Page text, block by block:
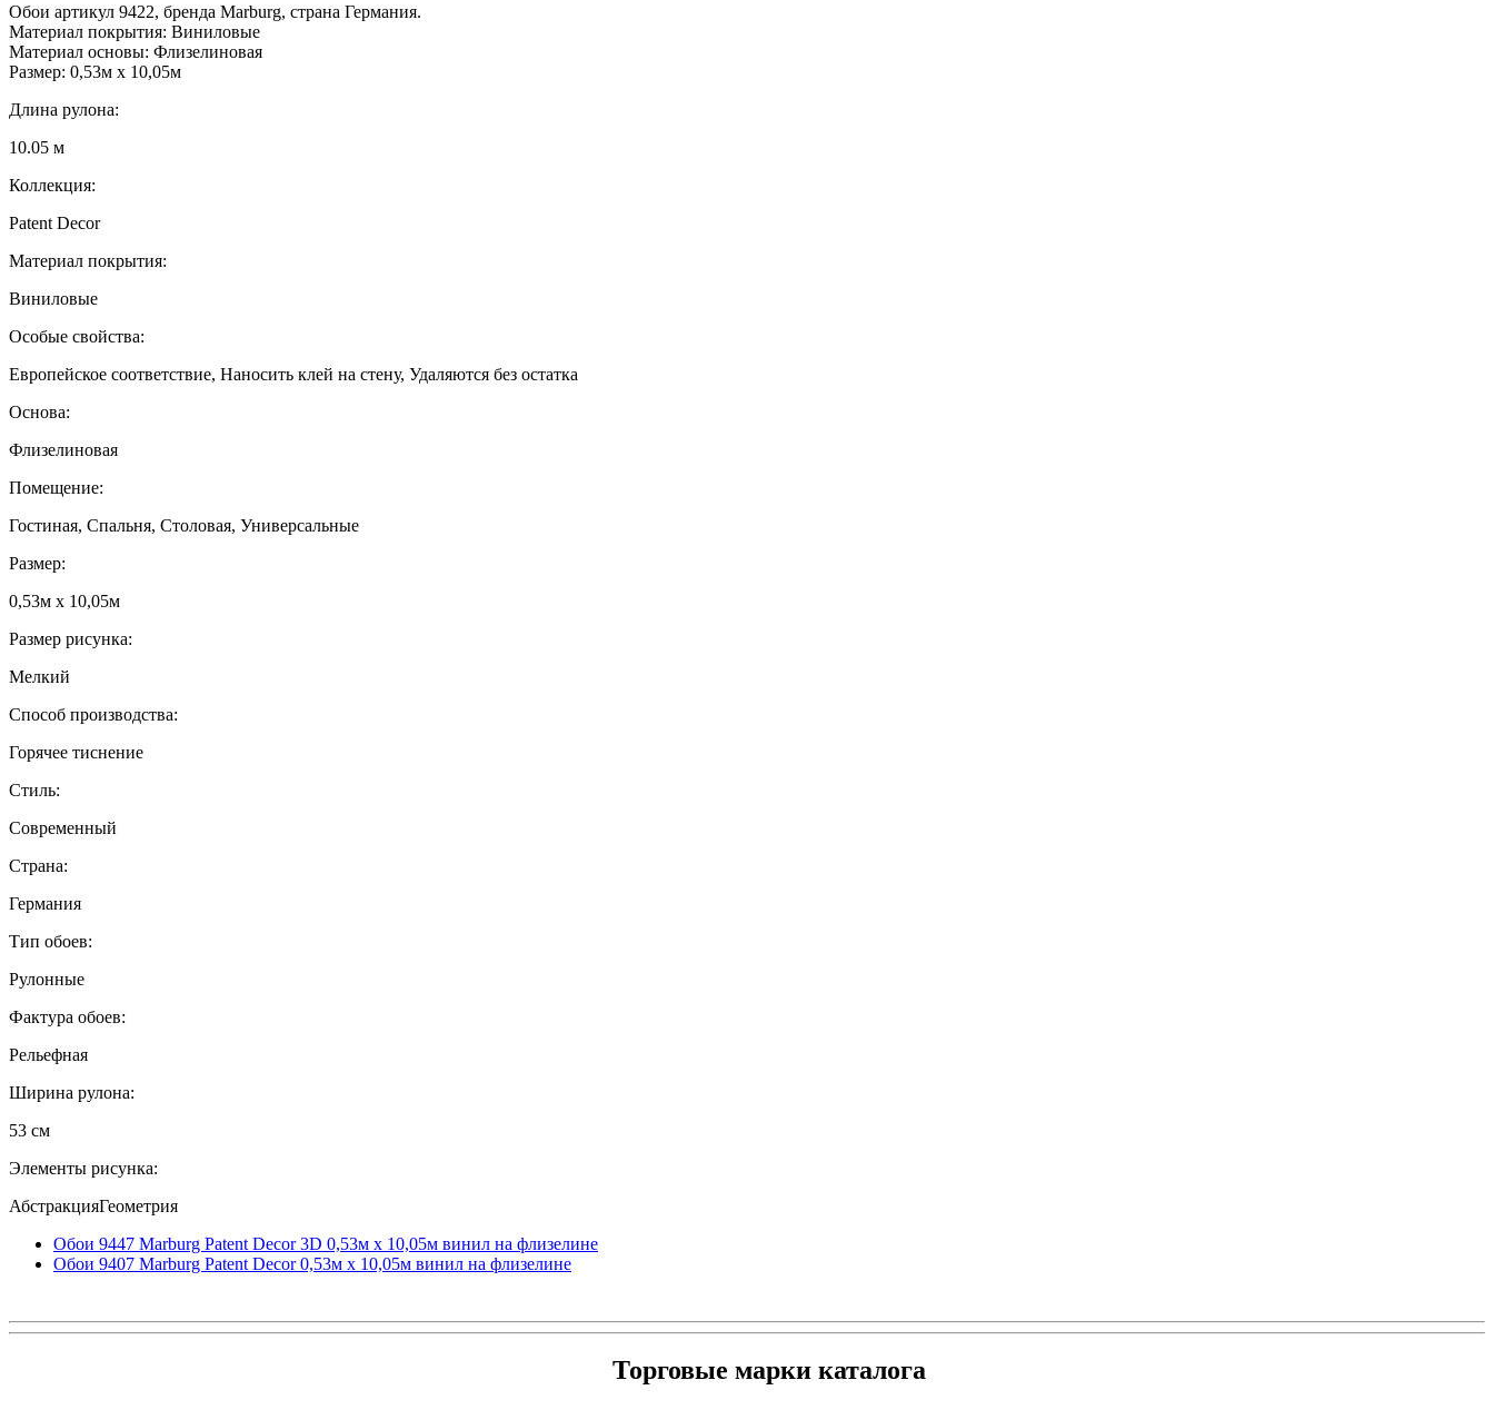
Обои артикул 9422, бренда Marburg, страна Германия.
Материал покрытия: Виниловые
Материал основы: Флизелиновая
Размер: 0,53м x 10,05м
Длина рулона:
10.05 м
Коллекция:
Patent Decor
Материал покрытия:
Виниловые
Особые свойства:
Европейское соответствие, Наносить клей на стену, Удаляются без остатка
Основа:
Флизелиновая
Помещение:
Гостиная, Спальня, Столовая, Универсальные
Размер:
0,53м x 10,05м
Размер рисунка:
Мелкий
Способ производства:
Горячее тиснение
Стиль:
Современный
Страна:
Германия
Тип обоев:
Рулонные
Фактура обоев:
Рельефная
Ширина рулона:
53 см
Элементы рисунка:
АбстракцияГеометрия
Обои 9447 Marburg Patent Decor 3D 0,53м x 10,05м винил на флизелине
Обои 9407 Marburg Patent Decor 0,53м x 10,05м винил на флизелине
Торговые марки каталога